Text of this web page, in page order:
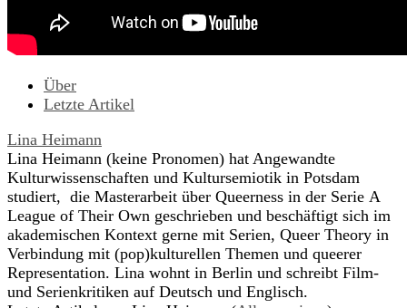
Über
Letzte Artikel
Lina Heimann
Lina Heimann (keine Pronomen) hat Angewandte
Kulturwissenschaften und Kultursemiotik in Potsdam
studiert, die Masterarbeit über Queerness in der Serie A
League of Their Own geschrieben und beschäftigt sich im
akademischen Kontext gerne mit Serien, Queer Theory in
Verbindung mit (pop)kulturellen Themen und queerer
Representation. Lina wohnt in Berlin und schreibt Film-
und Serienkritiken auf Deutsch und Englisch.